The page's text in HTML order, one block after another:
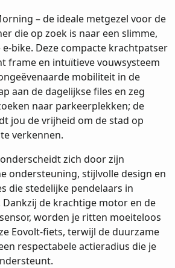
– de ideale metgezel voor de
die op zoek is naar een slimme,
bike. Deze compacte krachtpatser
frame en intuïtieve vouwsysteem
mobiliteit in de
aan de dagelijkse files en zeg
naar parkeerplekken; de
jou de vrijheid om de stad op
verkennen.
zich door zijn
ondersteuning, stijlvolle design en
die stedelijke pendelaars in
de krachtige motor en de
worden je ritten moeiteloos
Eovolt-fiets, terwijl de duurzame
respectabele actieradius die je